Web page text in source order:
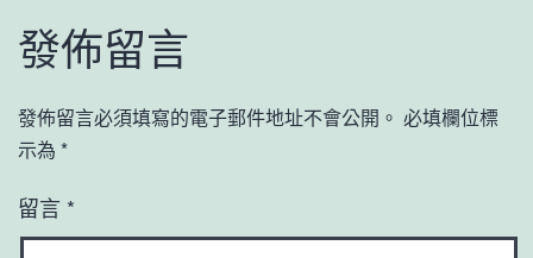
發佈留言
發佈留言必須填寫的電子郵件地址不會公開。 必填欄位標
示為 *
留言 *